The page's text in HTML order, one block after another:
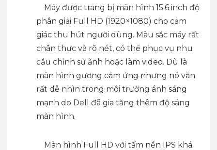
Máy được trang bị màn hình 15.6 inch độ
phân giải Full HD (1920×1080) cho cảm
giác thu hút người dùng. Màu sắc máy rất
chân thực và rõ nét, có thể phục vụ nhu
cầu chỉnh sử ảnh hoặc làm video. Dù là
màn hình gương cảm ứng nhưng nó vẫn
rất dễ nhìn trong môi trường ánh sáng
mạnh do Dell đã gia tăng thêm độ sáng
màn hình.
Màn hình Full HD với tấm nền IPS khá